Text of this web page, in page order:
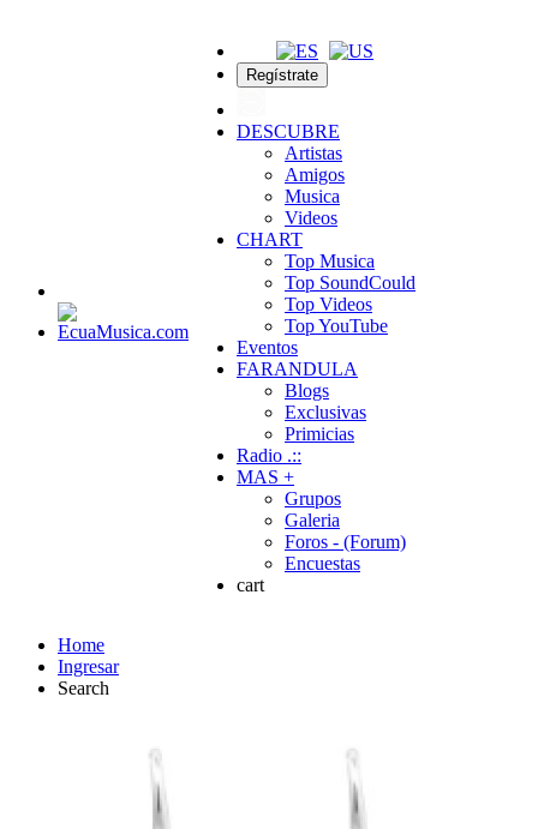
Regístrate
DESCUBRE
Artistas
Amigos
Musica
Videos
CHART
Top Musica
Top SoundCould
Top Videos
Top YouTube
Eventos
FARANDULA
Blogs
Exclusivas
Primicias
Radio .::
MAS +
Grupos
Galeria
Foros - (Forum)
Encuestas
cart
Home
Ingresar
Search